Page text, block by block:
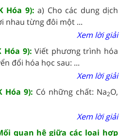
Hóa 9): a) Cho các dung dịch
nhau từng đôi một ...
Xem lời giải
Hóa 9): Viết phương trình hóa
đổi hóa học sau: ...
Xem lời giải
Hóa 9): Có những chất: Na2O,
Xem lời giải
quan hệ giữa các loại hợp